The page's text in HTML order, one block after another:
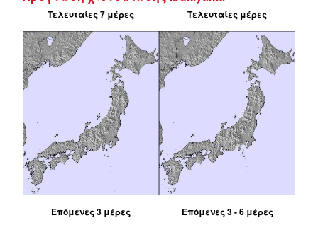
Τελευταίες 7 μέρες Τελευταίες μέρες
Επόμενες 3 μέρες Επόμενες 3 - 6 μέρες